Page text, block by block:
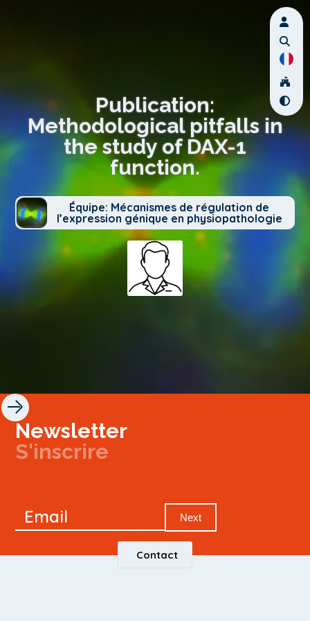
Publication:
Methodological pitfalls in
the study of DAX-1
function.
Équipe: Mécanismes de régulation de
l’expression génique en physiopathologie
Newsletter
S'inscrire
Signup
Email Next
Contact